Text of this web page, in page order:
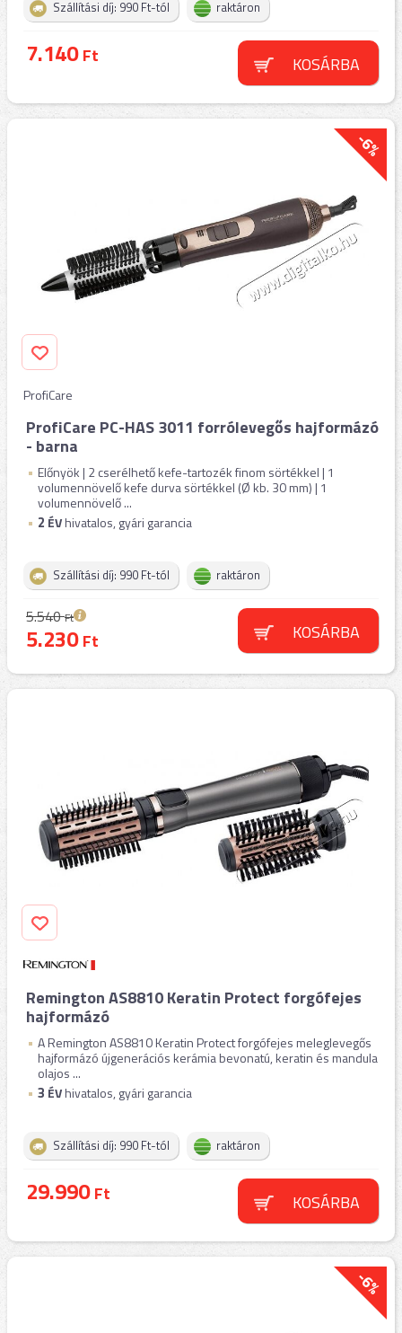
Szállítási díj: 990 Ft-tól raktáron
7.140Ft KOSÁRBA
-6%
ProfiCare
ProfiCare PC-HAS 3011 forrólevegős hajformázó
- barna
Előnyök | 2 cserélhető kefe-tartozék finom sörtékkel | 1
volumennövelő kefe durva sörtékkel (Ø kb. 30 mm) | 1
volumennövelő ...
2 ÉVhivatalos, gyári garancia
Szállítási díj: 990 Ft-tól raktáron
5.540Ft
5.230Ft KOSÁRBA
Remington AS8810 Keratin Protect forgófejes
hajformázó
A Remington AS8810 Keratin Protect forgófejes meleglevegős
hajformázó újgenerációs kerámia bevonatú, keratin és mandula
olajos ...
3 ÉVhivatalos, gyári garancia
Szállítási díj: 990 Ft-tól raktáron
29.990Ft KOSÁRBA
-6%